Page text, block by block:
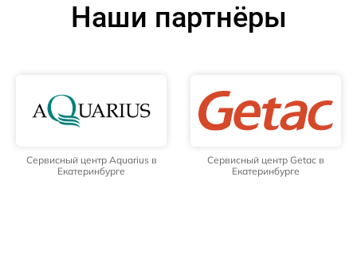
Наши партнёры
Сервисный центр Aquarius в
Екатеринбурге
Сервисный центр Getac в
Екатеринбурге